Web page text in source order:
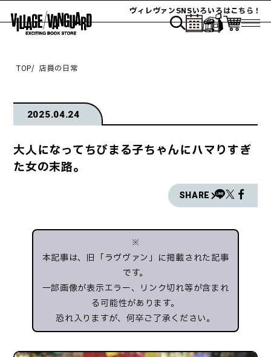
ヴィレヴァンSNSいろいろはこちら！
TOP 店員の日常
2025.04.24
大人になってちびまる子ちゃんにハマりすぎ
た女の末路。
SHARE
※
本記事は、旧「ラヴヴァン」に掲載された記事
です。
一部画像が表示エラー、リンク切れ等が含まれ
る可能性があります。
恐れ入りますが、何卒ご了承ください。